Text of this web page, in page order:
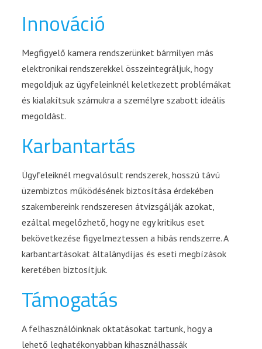
Innováció
Megfigyelő kamera rendszerünket bármilyen más
elektronikai rendszerekkel összeintegráljuk, hogy
megoldjuk az ügyfeleinknél keletkezett problémákat
és kialakítsuk számukra a személyre szabott ideális
megoldást.
Karbantartás
Ügyfeleiknél megvalósult rendszerek, hosszú távú
üzembiztos működésének biztosítása érdekében
szakembereink rendszeresen átvizsgálják azokat,
ezáltal megelőzhető, hogy ne egy kritikus eset
bekövetkezése figyelmeztessen a hibás rendszerre. A
karbantartásokat általánydíjas és eseti megbízások
keretében biztosítjuk.
Támogatás
A felhasználóinknak oktatásokat tartunk, hogy a
lehető leghatékonyabban kihasználhassák